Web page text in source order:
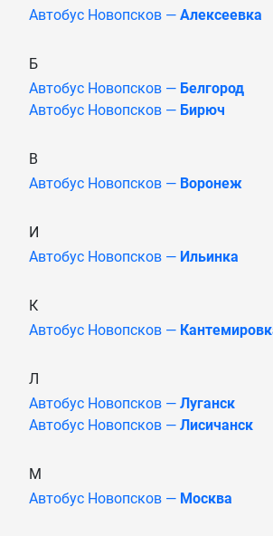
Автобус Новопсков — Алексеевка
Б
Автобус Новопсков — Белгород
Автобус Новопсков — Бирюч
В
Автобус Новопсков — Воронеж
И
Автобус Новопсков — Ильинка
К
Автобус Новопсков —
Л
Автобус Новопсков — Луганск
Автобус Новопсков — Лисичанск
М
Автобус Новопсков — Москва